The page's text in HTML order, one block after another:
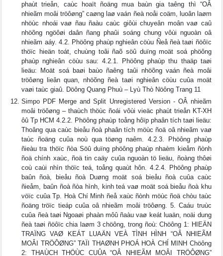
phaùt trieån, caùc hoaït ñoäng mua baùn gia taêng thì “OÂ
nhieãm moâi tröôøng” caøng laø vaán ñeà noåi coäm, luoân laøm
nhöùc nhoái vaø ñau ñaàu caùc giôùi chuyeân moân vaø caû
nhöõng ngöôøi daân ñang phaûi soáng chung vôùi nguoàn oâ
nhieãm aáy. 4.2. Phöông phaùp nghieân cöùu Ñeå ñeà taøi ñöôïc
thöïc hieän toát, chuùng toâi ñaõ söû duïng moät soá phöông
phaùp nghieân cöùu sau: 4.2.1. Phöông phaùp thu thaäp taøi
lieäu: Moät soá baøi baùo ñaêng taûi nhöõng vaán ñeà moâi
tröôøng lieân quan, nhöõng ñeà taøi nghieân cöùu cuûa moät
vaøi taùc giaû. Döông Quang Phuù – Lyù Thò Nöông Trang 11
Simpo PDF Merge and Split Unregistered Version - OÂ nhieãm
moâi tröôøng – thaùch thöùc ñoái vôùi vieäc phaùt trieån KT-XH
ôû Tp HCM 4.2.2. Phöông phaùp toång hôïp phaân tích taøi lieäu:
Thoâng qua caùc bieåu ñoà phaân tích möùc ñoä oâ nhieãm vaø
taùc ñoäng cuûa noù qua töøng naêm. 4.2.3. Phöông phaùp
ñieàu tra thöïc ñòa Söû duïng phöông phaùp nhaèm kieåm ñònh
ñoä chính xaùc, ñoä tin caäy cuûa nguoàn tö lieäu, ñoàng thôøi
coù caùi nhìn thöïc teá, toång quaùt hôn. 4.2.4. Phöông phaùp
baûn ñoà, bieåu ñoà Duøng moät soá bieåu ñoà cuûa caùc
ñieåm, baûn ñoà ñòa hình, kinh teá vaø moät soá bieåu ñoà khu
vöïc cuûa Tp. Hoà Chí Minh ñeå xaùc ñònh möùc ñoä chòu taùc
ñoäng tröïc tieáp cuûa oâ nhieãm moâi tröôøng. 5. Caáu truùc
cuûa ñeà taøi Ngoaøi phaàn môû ñaàu vaø keát luaän, noäi dung
ñeà taøi ñöôïc chia laøm 3 chöông, trong ñoù: Chöông 1: HIEÄN
TRAÏNG VAØ KEÁT LUAÄN VEÀ TÌNH HÌNH “OÂ NHIEÃM
MOÂI TRÖÔØNG” TAÏI THAØNH PHOÁ HOÀ CHÍ MINH Chöông
2: THAÙCH THÖÙC CUÛA “OÂ NHIEÃM MOÂI TRÖÔØNG”